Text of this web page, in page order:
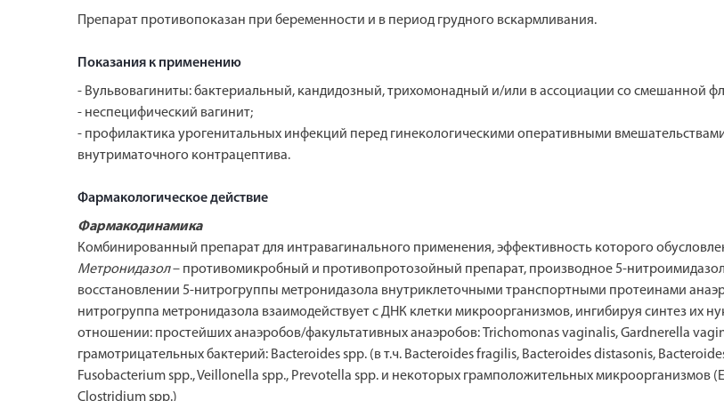
Препарат противопоказан при беременности и в период грудного вскармливания.
Показания к применению
- Вульвовагиниты: бактериальный, кандидозный, трихомонадный и/или в ассоциации со смешанной
- неспецифический вагинит;
- профилактика урогенитальных инфекций перед гинекологическими оперативными
внутриматочного контрацептива.
Фармакологическое действие
Фармакодинамика
Комбинированный препарат для интравагинального применения, эффективность которого
Метронидазол– противомикробный и противопротозойный препарат, производное 5-
восстановлении 5-нитрогруппы метронидазола внутриклеточными транспортными протеинами
нитрогруппа метронидазола взаимодействует с ДНК клетки микроорганизмов, ингибируя синтез их
отношении: простейших анаэробов/факультативных анаэробов: Trichomonas vaginalis, Gardnerella
грамотрицательных бактерий: Bacteroides spp. (в т.ч. Bacteroides fragilis, Bacteroides distasonis,
Fusobacterium spp., Veillonella spp., Prevotella spp. и некоторых грамположительных микроорганизмов
Clostridium spp.)